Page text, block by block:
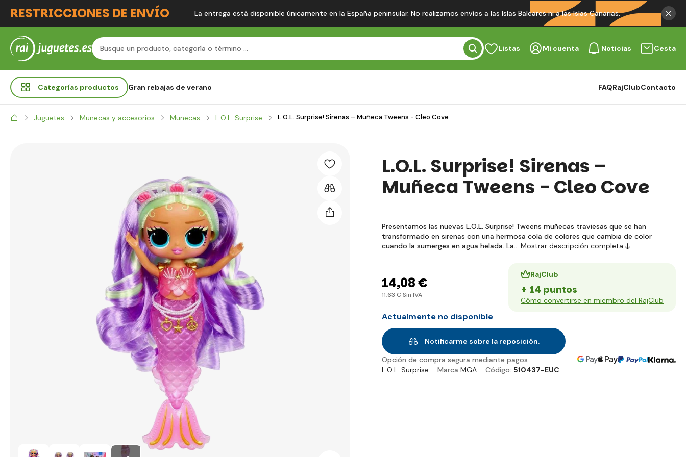
RESTRICCIONES DE ENVÍO La entrega está disponible únicamente en la España peninsular. No realizamos envíos a las Islas Baleares ni a las Islas Canarias.
Listas Mi cuenta Noticias Cesta
Categorías productos Gran rebajas de verano FAQRajClubContacto
Juguetes Muñecas y accesorios Muñecas L.O.L. Surprise L.O.L. Surprise! Sirenas – Muñeca Tweens - Cleo Cove
L.O.L. Surprise! Sirenas –
Muñeca Tweens - Cleo Cove
Presentamos las nuevas L.O.L. Surprise! Tweens muñecas traviesas que se han
transformado en sirenas con una hermosa cola de colores que cambia de color
cuando la sumerges en agua helada. La… Mostrar descripción completa
14,08 €
11,63 € Sin IVA
RajClub
+ 14 puntos
Cómo convertirse en miembro del RajClub
Actualmente no disponible
Notificarme sobre la reposición.
Opción de compra segura mediante pagos
L.O.L. Surprise
Marca MGA Código: 510437-EUC